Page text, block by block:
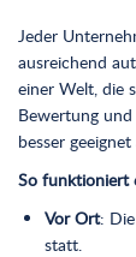
Jeder
ausreichend
einer Welt, die
Bewertung und
besser
So funktioniert
Vor Ort:
statt.